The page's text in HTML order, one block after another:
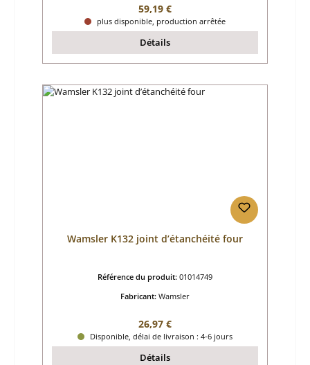
Prix régulier :
59,19 €
plus disponible, production arrêtée
Détails
Wamsler K132 joint d’étanchéité four
Référence du produit: 01014749
Fabricant: Wamsler
Prix régulier :
26,97 €
Disponible, délai de livraison : 4-6 jours
Détails